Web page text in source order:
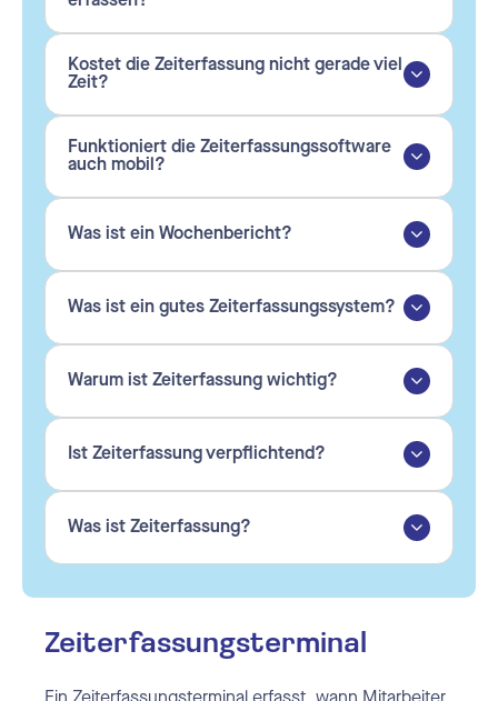
Kostet die Zeiterfassung nicht gerade viel
Zeit?
Funktioniert die Zeiterfassungssoftware
auch mobil?
Was ist ein Wochenbericht?
Was ist ein gutes Zeiterfassungssystem?
Warum ist Zeiterfassung wichtig?
Ist Zeiterfassung verpflichtend?
Was ist Zeiterfassung?
Zeiterfassungsterminal